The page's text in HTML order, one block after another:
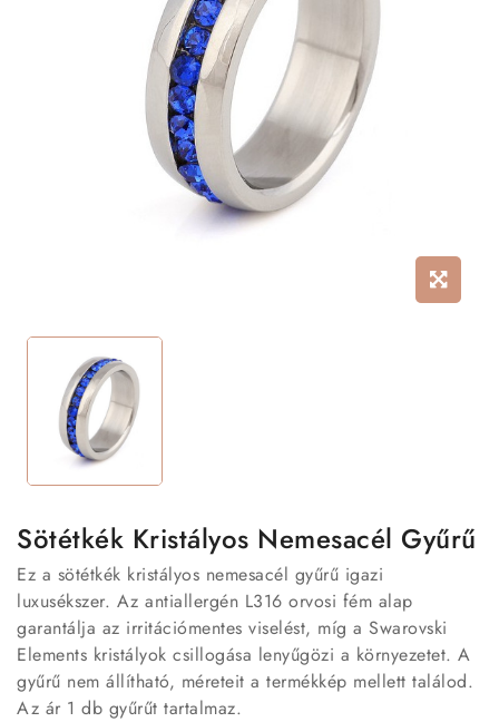
Sötétkék Kristályos Nemesacél Gyűrű
Ez a sötétkék kristályos nemesacél gyűrű igazi
luxusékszer. Az antiallergén L316 orvosi fém alap
garantálja az irritációmentes viselést, míg a Swarovski
Elements kristályok csillogása lenyűgözi a környezetet. A
gyűrű nem állítható, méreteit a termékkép mellett találod.
Az ár 1 db gyűrűt tartalmaz.